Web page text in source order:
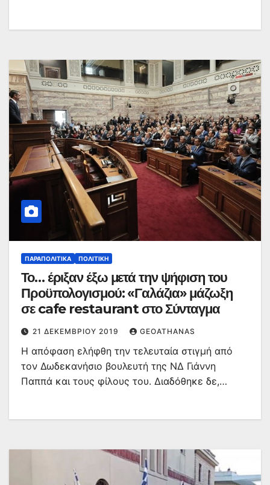
ΠΑΡΑΠΟΛΙΤΙΚΆ ΠΟΛΙΤΙΚΉ
Το… έριξαν έξω μετά την ψήφιση του
Προϋπολογισμού: «Γαλάζια» μάζωξη
σε cafe restaurant στο Σύνταγμα
21 ΔΕΚΕΜΒΡΊΟΥ 2019 GEOATHANAS
Η απόφαση ελήφθη την τελευταία στιγμή από
τον Δωδεκανήσιο βουλευτή της ΝΔ Γιάννη
Παππά και τους φίλους του. Διαδόθηκε δε,…